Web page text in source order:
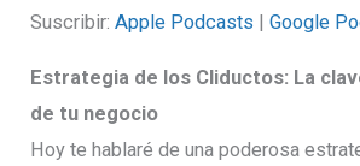
audio
Suscribir:Apple Podcasts |Google
Estrategia de los Cliductos: La
de tu negocio
Hoy te hablaré de una poderosa